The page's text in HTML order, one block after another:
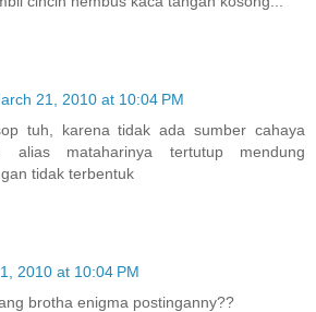
21, 2010 at 10:04 PM
tuh, karena tidak ada sumber cahaya
alias mataharinya tertutup mendung
tidak terbentuk
2010 at 10:04 PM
brotha enigma postinganny??